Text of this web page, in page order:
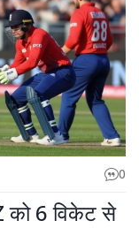
0
को 6 विकेट से